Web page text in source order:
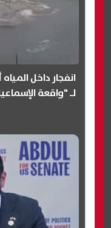
انفجار داخل
لـ "واقعة